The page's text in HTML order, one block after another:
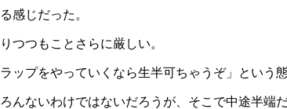
感じだった。
つつもことさらに厳しい。
ップをやっていくなら生半可ちゃうぞ」という態
んないわけではないだろうが、そこで中途半端